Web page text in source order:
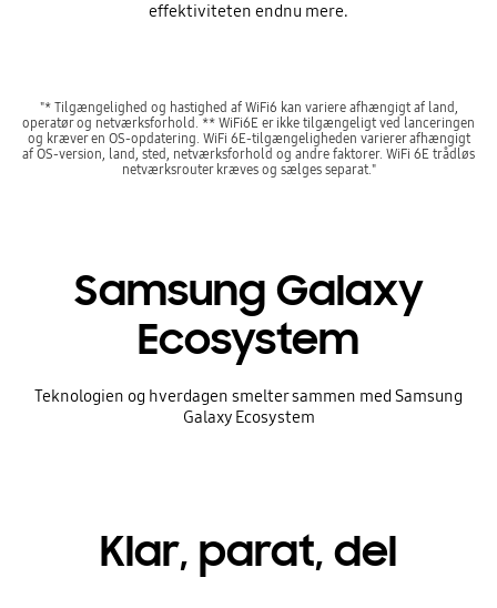
effektiviteten endnu mere.
"* Tilgængelighed og hastighed af WiFi6 kan variere afhængigt af land,
operatør og netværksforhold. ** WiFi6E er ikke tilgængeligt ved lanceringen
og kræver en OS-opdatering. WiFi 6E-tilgængeligheden varierer afhængigt
af OS-version, land, sted, netværksforhold og andre faktorer. WiFi 6E trådløs
netværksrouter kræves og sælges separat."
Samsung Galaxy
Ecosystem
Teknologien og hverdagen smelter sammen med Samsung
Galaxy Ecosystem
Klar, parat, del